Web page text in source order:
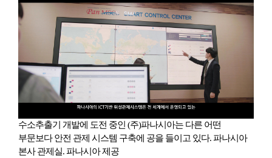
수소추출기 개발에 도전 중인 (주)파나시아는 다른 어떤
부문보다 안전 관제 시스템 구축에 공을 들이고 있다. 파나시아
본사 관제실. 파나시아 제공